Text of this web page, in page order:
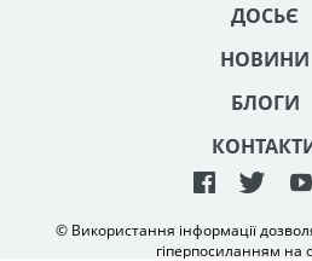
ДОСЬЄ
НОВИНИ
БЛОГИ
© Використання інформації
гіперпосиланням на